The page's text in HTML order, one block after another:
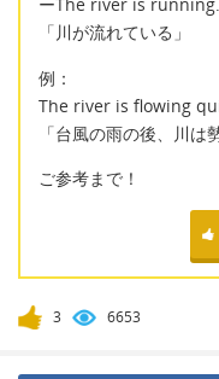
ーThe river is running.
「川が流れている」
例：
The river is flowing
「台風の雨の後、川は
ご参考まで！
3 6653